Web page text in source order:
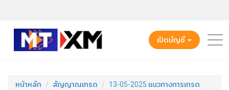
เปิดบัญชี
หน้าหลัก สัญญาณเทรด 13-05-2025 แนวทางการเทรด